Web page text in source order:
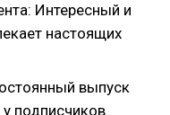
Интересный и
настоящих
выпуск
подписчиков.